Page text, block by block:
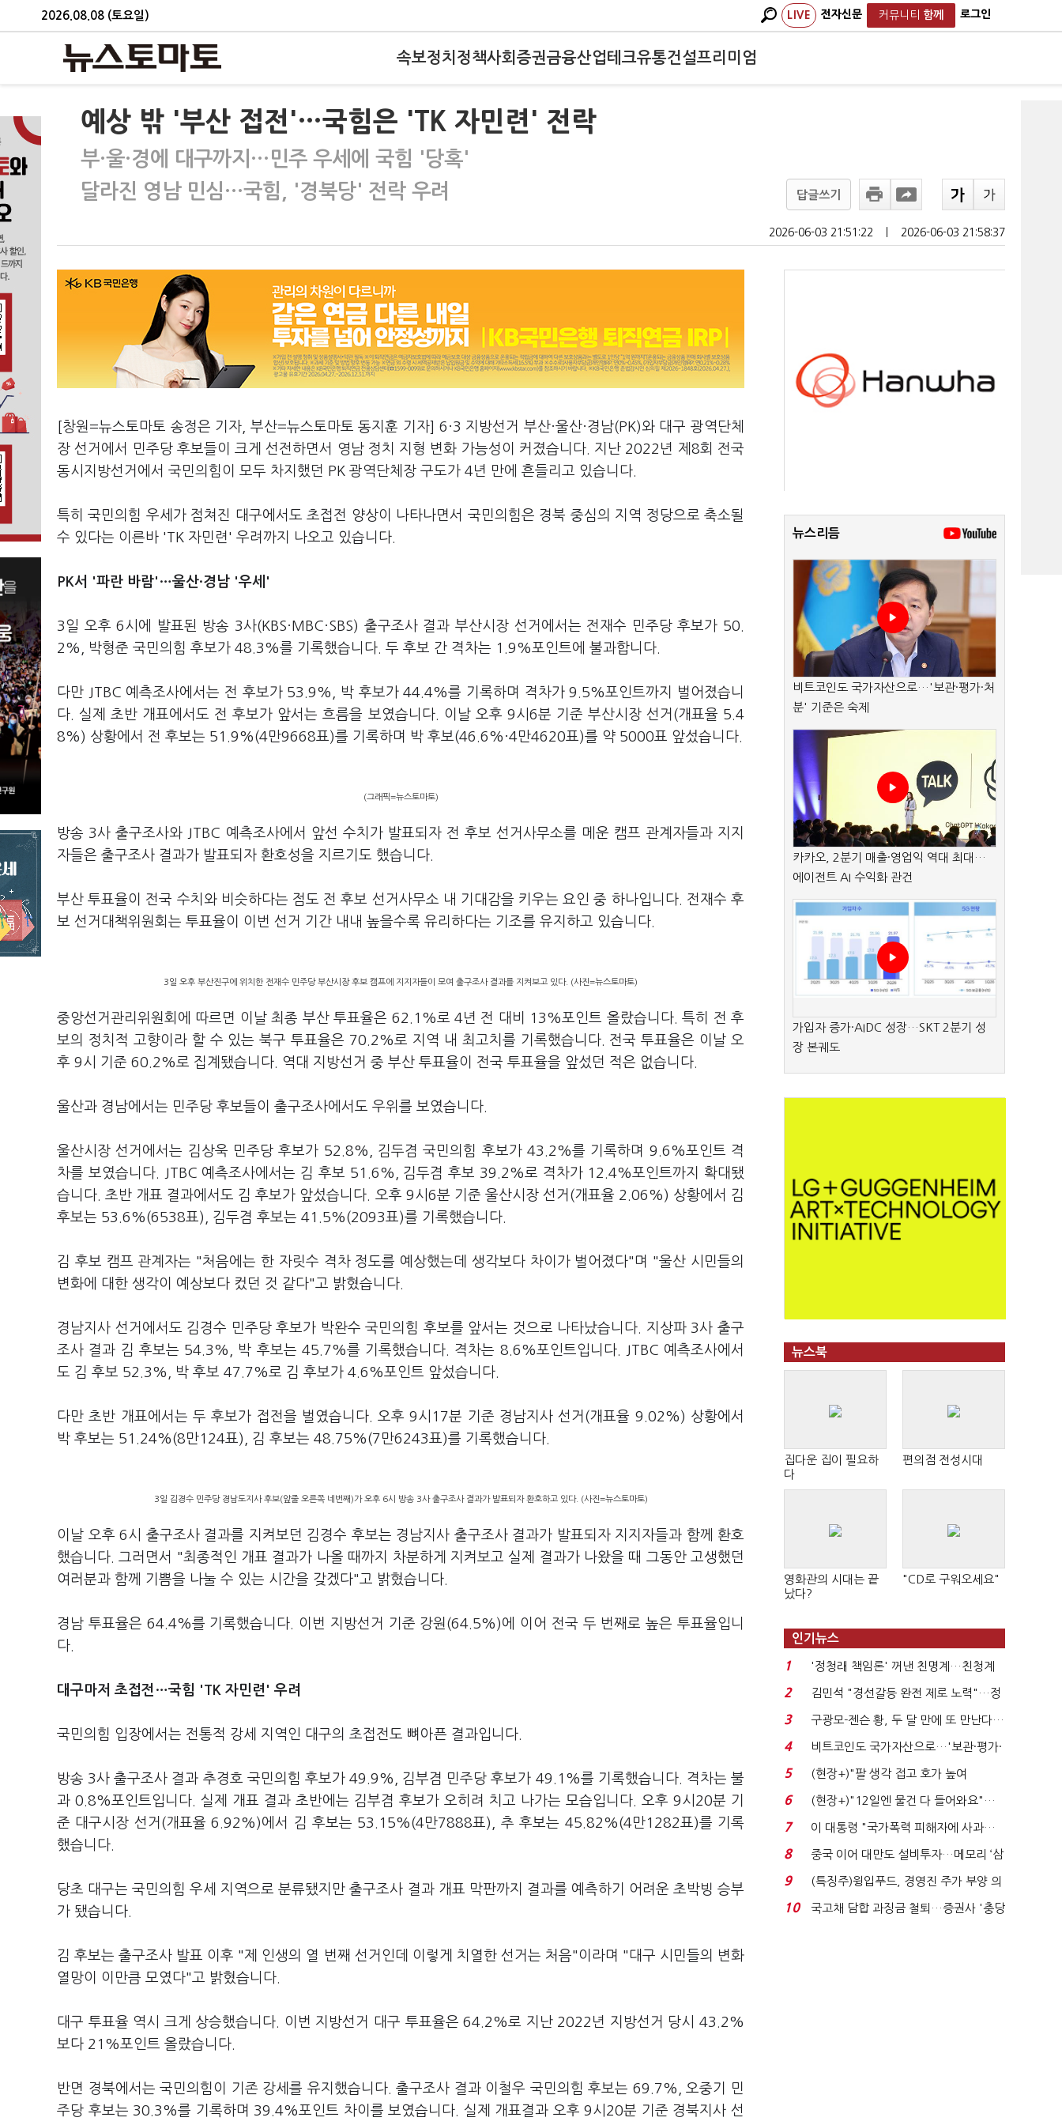
2026.08.08 (토요일) LIVE 전자신문 커뮤니티 함께 로그인
속보정치 정책사회 증권금융산업테크유통건설프리미엄
예상 밖 '부산 접전'…국힘은 'TK 자민련' 전락
부·울·경에 대구까지…민주 우세에 국힘 '당혹'
달라진 영남 민심…국힘, '경북당' 전락 우려
답글쓰기
2026-06-03 21:51:22 2026-06-03 21:58:37
[창원=뉴스토마토 송정은 기자, 부산=뉴스토마토 동지훈 기자] 6·3 지방선거 부산·울산·경남(PK)와 대구 광역단체
장 선거에서 민주당 후보들이 크게 선전하면서 영남 정치 지형 변화 가능성이 커졌습니다. 지난 2022년 제8회 전국
동시지방선거에서 국민의힘이 모두 차지했던 PK 광역단체장 구도가 4년 만에 흔들리고 있습니다.
특히 국민의힘 우세가 점쳐진 대구에서도 초접전 양상이 나타나면서 국민의힘은 경북 중심의 지역 정당으로 축소될
수 있다는 이른바 'TK 자민련' 우려까지 나오고 있습니다.
PK서 '파란 바람'…울산·경남 '우세'
3일 오후 6시에 발표된 방송 3사(KBS·MBC·SBS) 출구조사 결과 부산시장 선거에서는 전재수 민주당 후보가 50.
2%, 박형준 국민의힘 후보가 48.3%를 기록했습니다. 두 후보 간 격차는 1.9%포인트에 불과합니다.
다만 JTBC 예측조사에서는 전 후보가 53.9%, 박 후보가 44.4%를 기록하며 격차가 9.5%포인트까지 벌어졌습니
다. 실제 초반 개표에서도 전 후보가 앞서는 흐름을 보였습니다. 이날 오후 9시6분 기준 부산시장 선거(개표율 5.4
8%) 상황에서 전 후보는 51.9%(4만9668표)를 기록하며 박 후보(46.6%·4만4620표)를 약 5000표 앞섰습니다.
(그래픽=뉴스토마토)
방송 3사 출구조사와 JTBC 예측조사에서 앞선 수치가 발표되자 전 후보 선거사무소를 메운 캠프 관계자들과 지지
자들은 출구조사 결과가 발표되자 환호성을 지르기도 했습니다.
부산 투표율이 전국 수치와 비슷하다는 점도 전 후보 선거사무소 내 기대감을 키우는 요인 중 하나입니다. 전재수 후
보 선거대책위원회는 투표율이 이번 선거 기간 내내 높을수록 유리하다는 기조를 유지하고 있습니다.
3일 오후 부산진구에 위치한 전재수 민주당 부산시장 후보 캠프에 지지자들이 모여 출구조사 결과를 지켜보고 있다. (사진=뉴스토마토)
중앙선거관리위원회에 따르면 이날 최종 부산 투표율은 62.1%로 4년 전 대비 13%포인트 올랐습니다. 특히 전 후
보의 정치적 고향이라 할 수 있는 북구 투표율은 70.2%로 지역 내 최고치를 기록했습니다. 전국 투표율은 이날 오
후 9시 기준 60.2%로 집계됐습니다. 역대 지방선거 중 부산 투표율이 전국 투표율을 앞섰던 적은 없습니다.
울산과 경남에서는 민주당 후보들이 출구조사에서도 우위를 보였습니다.
울산시장 선거에서는 김상욱 민주당 후보가 52.8%, 김두겸 국민의힘 후보가 43.2%를 기록하며 9.6%포인트 격
차를 보였습니다. JTBC 예측조사에서는 김 후보 51.6%, 김두겸 후보 39.2%로 격차가 12.4%포인트까지 확대됐
습니다. 초반 개표 결과에서도 김 후보가 앞섰습니다. 오후 9시6분 기준 울산시장 선거(개표율 2.06%) 상황에서 김
후보는 53.6%(6538표), 김두겸 후보는 41.5%(2093표)를 기록했습니다.
김 후보 캠프 관계자는 "처음에는 한 자릿수 격차 정도를 예상했는데 생각보다 차이가 벌어졌다"며 "울산 시민들의
변화에 대한 생각이 예상보다 컸던 것 같다"고 밝혔습니다.
경남지사 선거에서도 김경수 민주당 후보가 박완수 국민의힘 후보를 앞서는 것으로 나타났습니다. 지상파 3사 출구
조사 결과 김 후보는 54.3%, 박 후보는 45.7%를 기록했습니다. 격차는 8.6%포인트입니다. JTBC 예측조사에서
도 김 후보 52.3%, 박 후보 47.7%로 김 후보가 4.6%포인트 앞섰습니다.
다만 초반 개표에서는 두 후보가 접전을 벌였습니다. 오후 9시17분 기준 경남지사 선거(개표율 9.02%) 상황에서
박 후보는 51.24%(8만124표), 김 후보는 48.75%(7만6243표)를 기록했습니다.
3일 김경수 민주당 경남도지사 후보(앞줄 오른쪽 네번째)가 오후 6시 방송 3사 출구조사 결과가 발표되자 환호하고 있다. (사진=뉴스토마토)
이날 오후 6시 출구조사 결과를 지켜보던 김경수 후보는 경남지사 출구조사 결과가 발표되자 지지자들과 함께 환호
했습니다. 그러면서 "최종적인 개표 결과가 나올 때까지 차분하게 지켜보고 실제 결과가 나왔을 때 그동안 고생했던
여러분과 함께 기쁨을 나눌 수 있는 시간을 갖겠다"고 밝혔습니다.
경남 투표율은 64.4%를 기록했습니다. 이번 지방선거 기준 강원(64.5%)에 이어 전국 두 번째로 높은 투표율입니
다.
대구마저 초접전…국힘 'TK 자민련' 우려
국민의힘 입장에서는 전통적 강세 지역인 대구의 초접전도 뼈아픈 결과입니다.
방송 3사 출구조사 결과 추경호 국민의힘 후보가 49.9%, 김부겸 민주당 후보가 49.1%를 기록했습니다. 격차는 불
과 0.8%포인트입니다. 실제 개표 결과 초반에는 김부겸 후보가 오히려 치고 나가는 모습입니다. 오후 9시20분 기
준 대구시장 선거(개표율 6.92%)에서 김 후보는 53.15%(4만7888표), 추 후보는 45.82%(4만1282표)를 기록
했습니다.
당초 대구는 국민의힘 우세 지역으로 분류됐지만 출구조사 결과 개표 막판까지 결과를 예측하기 어려운 초박빙 승부
가 됐습니다.
김 후보는 출구조사 발표 이후 "제 인생의 열 번째 선거인데 이렇게 치열한 선거는 처음"이라며 "대구 시민들의 변화
열망이 이만큼 모였다"고 밝혔습니다.
대구 투표율 역시 크게 상승했습니다. 이번 지방선거 대구 투표율은 64.2%로 지난 2022년 지방선거 당시 43.2%
보다 21%포인트 올랐습니다.
반면 경북에서는 국민의힘이 기존 강세를 유지했습니다. 출구조사 결과 이철우 국민의힘 후보는 69.7%, 오중기 민
주당 후보는 30.3%를 기록하며 39.4%포인트 차이를 보였습니다. 실제 개표결과 오후 9시20분 기준 경북지사 선
뉴스리듬
비트코인도 국가자산으로…'보관·평가·처
분' 기준은 숙제
카카오, 2분기 매출·영업익 역대 최대…
에이전트 AI 수익화 관건
가입자 증가·AIDC 성장…SKT 2분기 성
장 본궤도
뉴스북
집다운 집이 필요하
다
편의점 전성시대
영화관의 시대는 끝
났다?
"CD로 구워오세요"
인기뉴스
1
'정청래 책임론' 꺼낸 친명계…친청계
는 추가투표 때리기...
2
김민석 "경선갈등 완전 제로 노력"…정
청래 "반명 공세 사...
3
구광모-젠슨 황, 두 달 만에 또 만난다…
로봇·AI 등 논...
4
비트코인도 국가자산으로…'보관·평가·
처분' 기준은 ...
5
(현장+)"팔 생각 접고 호가 높여
요"…'덜 똘똘한 한 채' 20...
6
(현장+)"12일엔 물건 다 들어와요"…
빈 매대 채우며 문 연 ...
7
이 대통령 "국가폭력 피해자에 사과…
적극적 조사로 진...
8
중국 이어 대만도 설비투자…메모리 ‘삼
국전쟁’
9
(특징주)윙입푸드, 경영진 주가 부양 의
지에 상한가...
10
국고채 담합 과징금 철퇴…증권사 '충당